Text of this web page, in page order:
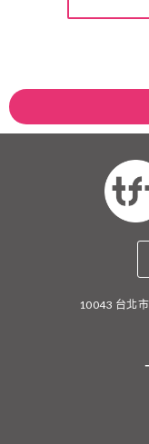
10043 台北